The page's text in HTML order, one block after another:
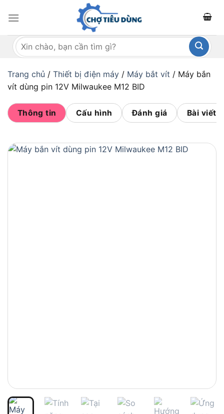
qua
dungTìm
kiếm:
Trang chủ / Thiết bị điện máy / Máy bắt vít / Máy bắn
vít dùng pin 12V Milwaukee M12 BID
Thông tin Cấu hình Đánh giá Bài viết